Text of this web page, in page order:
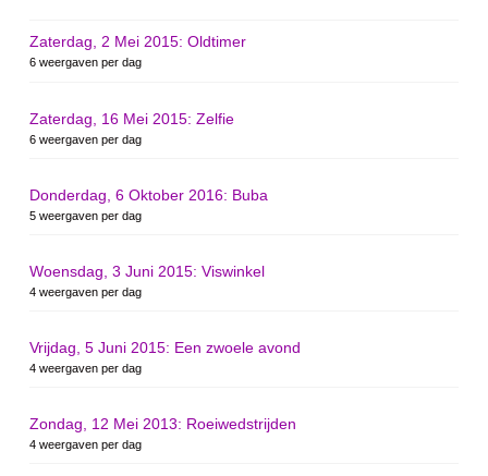
Zaterdag, 2 Mei 2015: Oldtimer
6 weergaven per dag
Zaterdag, 16 Mei 2015: Zelfie
6 weergaven per dag
Donderdag, 6 Oktober 2016: Buba
5 weergaven per dag
Woensdag, 3 Juni 2015: Viswinkel
4 weergaven per dag
Vrijdag, 5 Juni 2015: Een zwoele avond
4 weergaven per dag
Zondag, 12 Mei 2013: Roeiwedstrijden
4 weergaven per dag